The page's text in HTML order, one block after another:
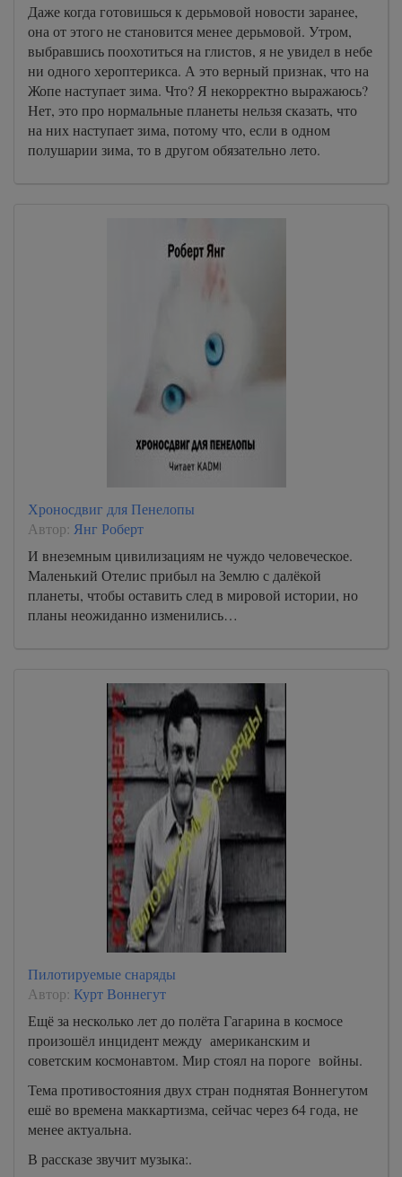
Даже когда готовишься к дерьмовой новости заранее,
она от этого не становится менее дерьмовой. Утром,
выбравшись поохотиться на глистов, я не увидел в небе
ни одного хероптерикса. А это верный признак, что на
Жопе наступает зима. Что? Я некорректно выражаюсь?
Нет, это про нормальные планеты нельзя сказать, что
на них наступает зима, потому что, если в одном
полушарии зима, то в другом обязательно лето.
Хроносдвиг для Пенелопы
Автор: Янг Роберт
И внеземным цивилизациям не чуждо человеческое.
Маленький Отелис прибыл на Землю с далёкой
планеты, чтобы оставить след в мировой истории, но
планы неожиданно изменились…
Пилотируемые снаряды
Автор: Курт Воннегут
Ещё за несколько лет до полёта Гагарина в космосе
произошёл инцидент между американским и
советским космонавтом. Мир стоял на пороге войны.
Тема противостояния двух стран поднятая Воннегутом
ешё во времена маккартизма, сейчас через 64 года, не
менее актуальна.
В рассказе звучит музыка:.